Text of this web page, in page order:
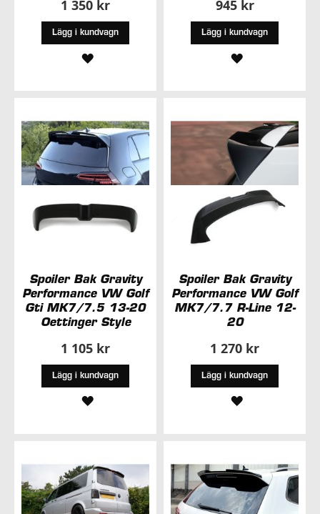
1 350 kr
Lägg i kundvagn
LÄGG
ÖNSKELISTA
945 kr
Lägg i kundvagn
LÄGG
ÖNSKELISTA
Spoiler Bak Gravity
Performance VW Golf
Gti MK7/7.5 13-20
Oettinger Style
1 105 kr
Lägg i kundvagn
LÄGG
ÖNSKELISTA
Spoiler Bak Gravity
Performance VW Golf
MK7/7.7 R-Line 12-
20
1 270 kr
Lägg i kundvagn
LÄGG
ÖNSKELISTA